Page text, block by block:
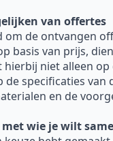
van offertes
om de ontvangen
basis van prijs,
hierbij niet alleen
de specificaties van
en de
met wie je wilt